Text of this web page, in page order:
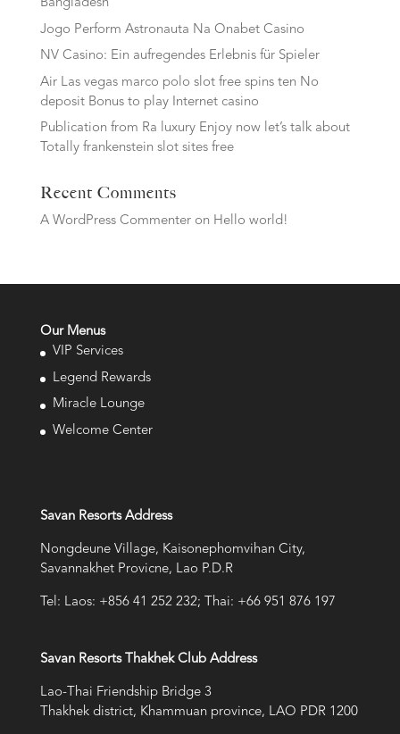
Bangladesh
Jogo Perform Astronauta Na Onabet Casino
NV Casino: Ein aufregendes Erlebnis für Spieler
Air Las vegas marco polo slot free spins ten No
deposit Bonus to play Internet casino
Publication from Ra luxury Enjoy now let’s talk about
Totally frankenstein slot sites free
Recent Comments
A WordPress Commenteron Hello world!
Our Menus
VIP Services
Legend Rewards
Miracle Lounge
Welcome Center
Savan Resorts Address
Nongdeune Village, Kaisonephomvihan City,
Savannakhet Provicne, Lao P.D.R
Tel: Laos: +856 41 252 232; Thai: +66 951 876 197
Savan Resorts Thakhek Club Address
Lao-Thai Friendship Bridge 3
Thakhek district, Khammuan province, LAO PDR 1200